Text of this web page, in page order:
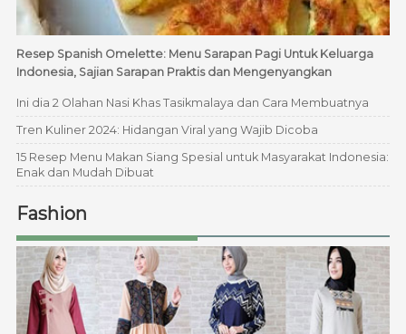
Resep Spanish Omelette: Menu Sarapan Pagi Untuk Keluarga
Indonesia, Sajian Sarapan Praktis dan Mengenyangkan
Ini dia 2 Olahan Nasi Khas Tasikmalaya dan Cara Membuatnya
Tren Kuliner 2024: Hidangan Viral yang Wajib Dicoba
15 Resep Menu Makan Siang Spesial untuk Masyarakat Indonesia:
Enak dan Mudah Dibuat
Fashion